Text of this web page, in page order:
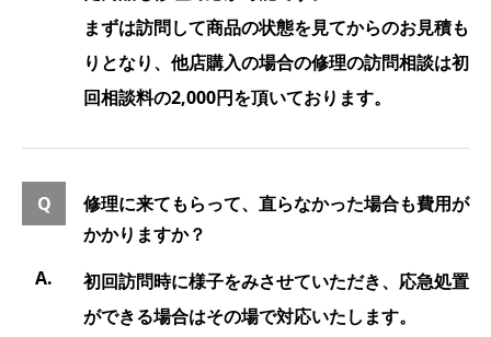
まずは訪問して商品の状態を見てからのお見積も
りとなり、他店購入の場合の修理の訪問相談は初
回相談料の2,000円を頂いております。
修理に来てもらって、直らなかった場合も費用が
かかりますか？
初回訪問時に様子をみさせていただき、応急処置
ができる場合はその場で対応いたします。